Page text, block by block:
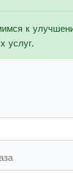
к
услуг.